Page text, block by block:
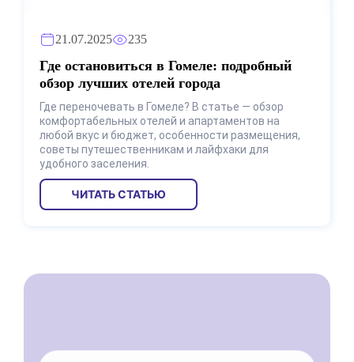
21.07.2025 235
Где остановиться в Гомеле: подробный
обзор лучших отелей города
Где переночевать в Гомеле? В статье — обзор
комфортабельных отелей и апартаментов на
любой вкус и бюджет, особенности размещения,
советы путешественникам и лайфхаки для
удобного заселения.
ЧИТАТЬ СТАТЬЮ